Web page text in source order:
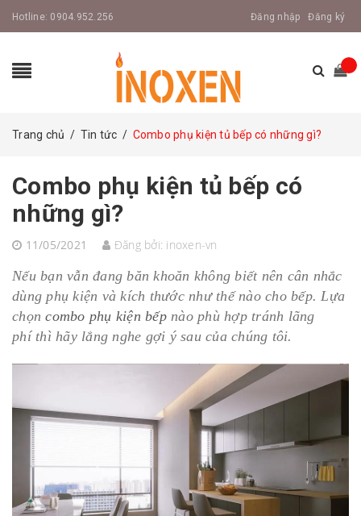
Hotline: 0904.952.256 Đăng nhập Đăng ký
Trang chủ / Tin tức / Combo phụ kiện tủ bếp có những gì?
Combo phụ kiện tủ bếp có
những gì?
11/05/2021 Đăng bởi: inoxen-vn
Nếu bạn vẫn đang băn khoăn không biết nên cân nhắc
dùng phụ kiện và kích thước như thế nào cho bếp. Lựa
chọncombo phụ kiện bếpnào phù hợp tránh lãng
phí thì hãy lắng nghe gợi ý sau của chúng tôi.